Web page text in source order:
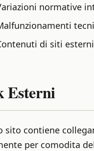
normative
di siti
Esterni
sito contiene
per comodita